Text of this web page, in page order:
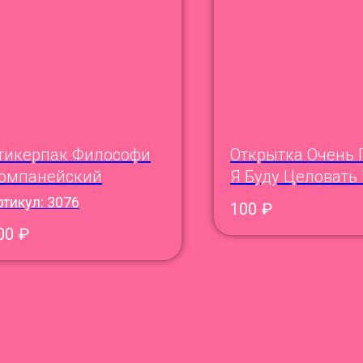
Философи
3076
₽
Открытка Очень
Я Буду Целовать
Под Дождём И Ты
Намокнешь
100 ₽